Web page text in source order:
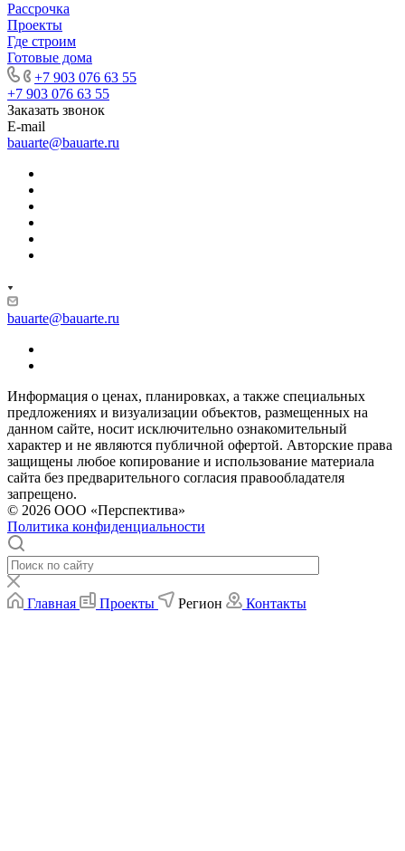
Рассрочка
Проекты
Где строим
Готовые дома
+7 903 076 63 55
+7 903 076 63 55
Заказать звонок
E-mail
bauarte@bauarte.ru
bauarte@bauarte.ru
Информация о ценах, планировках, а также специальных
предложениях и визуализации объектов, размещенных на
данном сайте, носит исключительно ознакомительный
характер и не являются публичной офертой. Авторские права
защищены любое копирование и использование материала
сайта без предварительного согласия правообладателя
запрещено.
© 2026 ООО «Перспектива»
Политика конфиденциальности
Главная Проекты Регион Контакты